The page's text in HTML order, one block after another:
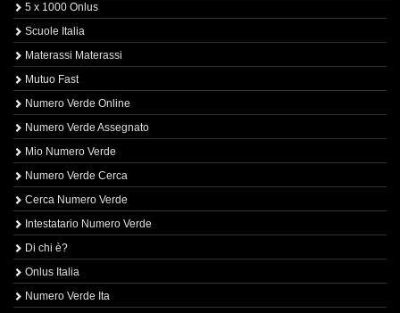
5 x 1000 Onlus
Scuole Italia
Materassi Materassi
Mutuo Fast
Numero Verde Online
Numero Verde Assegnato
Mio Numero Verde
Numero Verde Cerca
Cerca Numero Verde
Intestatario Numero Verde
Di chi è?
Onlus Italia
Numero Verde Ita